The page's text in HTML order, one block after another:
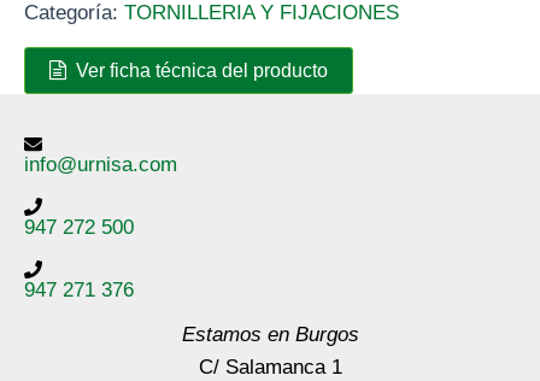
Categoría: TORNILLERIA Y FIJACIONES
Ver ficha técnica del producto
info@urnisa.com
947 272 500
947 271 376
Estamos en Burgos
C/ Salamanca 1